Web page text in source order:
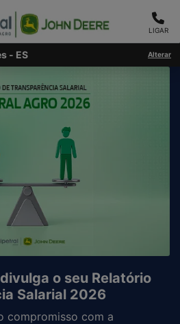
LIGAR
- ES Alterar
o seu Relatório
Salarial 2026
compromisso com a